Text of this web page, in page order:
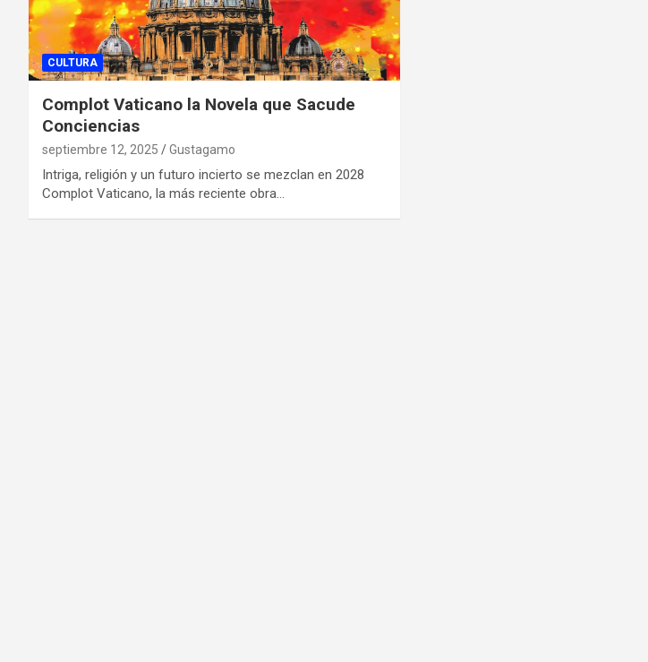
CULTURA
Complot Vaticano la Novela que Sacude
Conciencias
septiembre 12, 2025 Gustagamo
Intriga, religión y un futuro incierto se mezclan en 2028
Complot Vaticano, la más reciente obra…